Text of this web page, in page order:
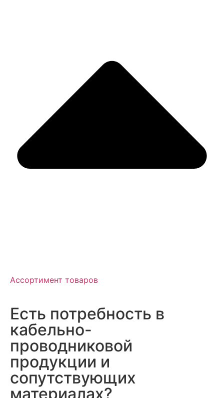
Ассортимент товаров
Есть потребность в
кабельно-
проводниковой
продукции и
сопутствующих
материалах?